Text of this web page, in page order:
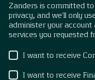
Zanders is committed
privacy, and we’ll only
administer your account
services you requested
I want to receive
I want to receive